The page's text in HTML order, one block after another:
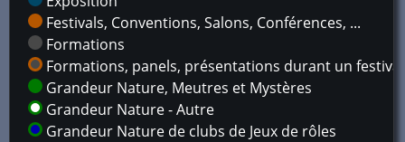
Festivals, Conventions, Salons, Conférences, ...
Formations
Formations, panels, présentations durant un festival
Grandeur Nature, Meutres et Mystères
Grandeur Nature - Autre
Grandeur Nature de clubs de Jeux de rôles